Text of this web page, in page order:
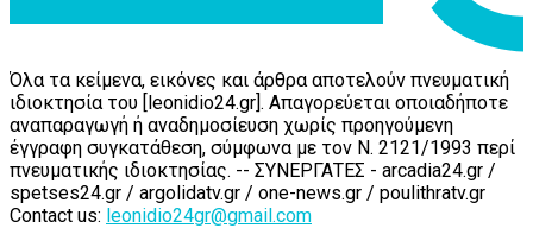
Όλα τα κείμενα, εικόνες και άρθρα αποτελούν πνευματική
ιδιοκτησία του [leonidio24.gr]. Απαγορεύεται οποιαδήποτε
αναπαραγωγή ή αναδημοσίευση χωρίς προηγούμενη
έγγραφη συγκατάθεση, σύμφωνα με τον Ν. 2121/1993 περί
πνευματικής ιδιοκτησίας. -- ΣΥΝΕΡΓΑΤΕΣ - arcadia24.gr /
spetses24.gr / argolidatv.gr / one-news.gr / poulithratv.gr
Contact us: leonidio24gr@gmail.com